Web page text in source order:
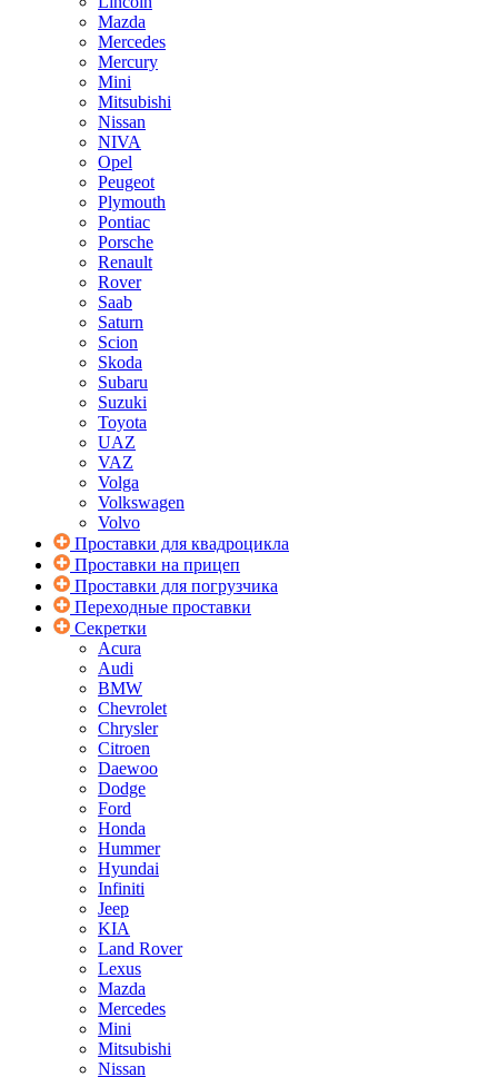
Mazda
Mercedes
Mercury
Mini
Mitsubishi
Nissan
NIVA
Opel
Peugeot
Plymouth
Pontiac
Porsche
Renault
Rover
Saab
Saturn
Scion
Skoda
Subaru
Suzuki
Toyota
UAZ
VAZ
Volga
Volkswagen
Volvo
Проставки для квадроцикла
Проставки на прицеп
Проставки для погрузчика
Переходные проставки
Секретки
Acura
Audi
BMW
Chevrolet
Chrysler
Citroen
Daewoo
Dodge
Ford
Honda
Hummer
Hyundai
Infiniti
Jeep
KIA
Land Rover
Lexus
Mazda
Mercedes
Mini
Mitsubishi
Nissan